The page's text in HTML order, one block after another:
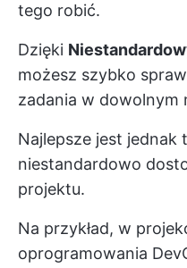
tego robić.
Dzięki
możesz szybko
zadania w dowolnym
Najlepsze jest jednak
niestandardowo
projektu.
Na przykład, w
oprogramowania